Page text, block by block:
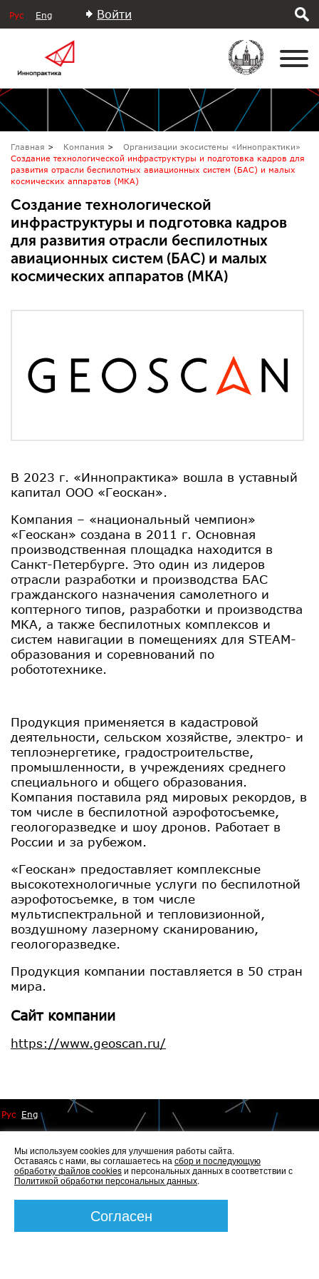
Рус Eng Войти
Главная Компания
Организации экосистемы «Иннопрактики»
Создание технологической инфраструктуры и подготовка кадров для
развития отрасли беспилотных авиационных систем (БАС) и малых
космических аппаратов (МКА)
Создание технологической
инфраструктуры и подготовка кадров
для развития отрасли беспилотных
авиационных систем (БАС) и малых
космических аппаратов (МКА)
В 2023 г. «Иннопрактика» вошла в уставный
капитал ООО «Геоскан».
Компания – «национальный чемпион»
«Геоскан» создана в 2011 г. Основная
производственная площадка находится в
Санкт-Петербурге. Это один из лидеров
отрасли разработки и производства БАС
гражданского назначения самолетного и
коптерного типов, разработки и производства
МКА, а также беспилотных комплексов и
систем навигации в помещениях для STEAM-
образования и соревнований по
робототехнике.
Продукция применяется в кадастровой
деятельности, сельском хозяйстве, электро- и
теплоэнергетике, градостроительстве,
промышленности, в учреждениях среднего
специального и общего образования.
Компания поставила ряд мировых рекордов, в
том числе в беспилотной аэрофотосъемке,
геологоразведке и шоу дронов. Работает в
России и за рубежом.
«Геоскан» предоставляет комплексные
высокотехнологичные услуги по беспилотной
аэрофотосъемке, в том числе
мультиспектральной и тепловизионной,
воздушному лазерному сканированию,
геологоразведке.
Продукция компании поставляется в 50 стран
мира.
Сайт компании
https://www.geoscan.ru/
Рус Eng
© 2014 - 2026 Иннопрактика
Политика по обработке и защите персональных данных
Политика по работе с файлами Cookies
Создание сайта —
Мы используем cookies для улучшения работы сайта.
Оставаясь с нами, вы соглашаетесь на сбор и последующую
обработку файлов cookiesи персональных данных в соответствии с
Политикой обработки персональных данных.
Согласен